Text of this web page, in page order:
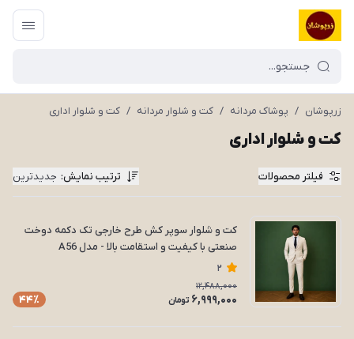
زرپوشان / پوشاک مردانه / کت و شلوار مردانه / کت و شلوار اداری
کت و شلوار اداری
فیلتر محصولات ترتیب نمایش: جدیدترین
کت و شلوار سوپر کش طرح خارجی تک دکمه دوخت
صنعتی با کیفیت و استقامت بالا - مدل A56
2
12,488,000
6,999,000 تومان 44٪